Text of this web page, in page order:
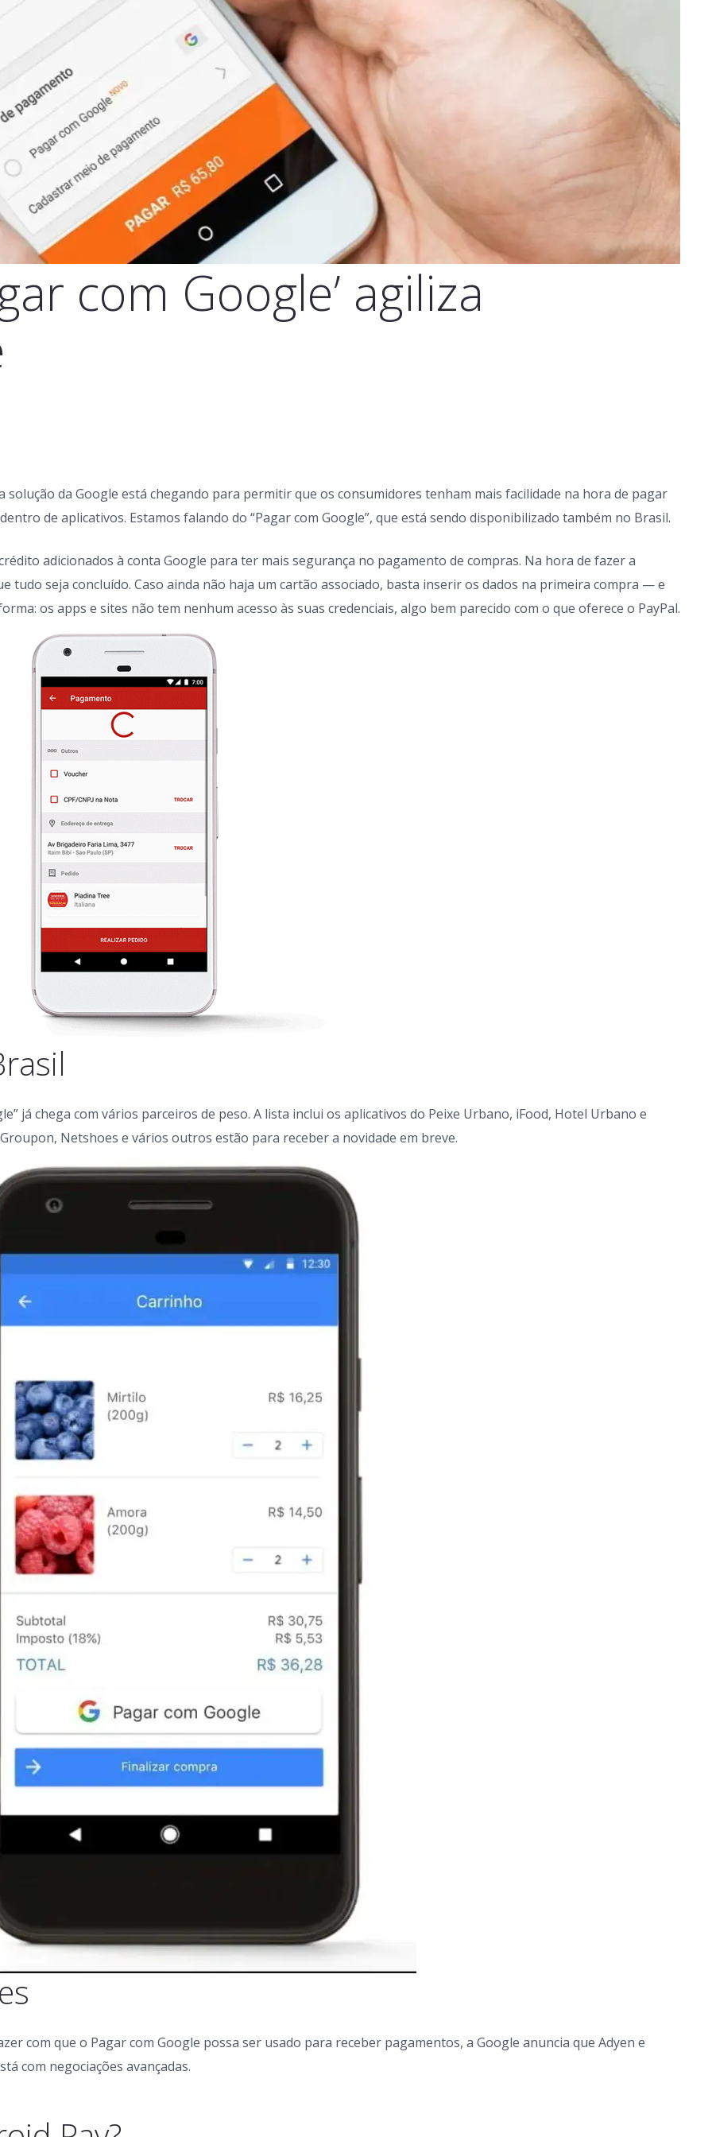
com Google’ agiliza
da Google está chegando para permitir que os consumidores tenham mais facilidade na hora de pagar
de aplicativos. Estamos falando do “Pagar com Google”, que está sendo disponibilizado também no Brasil.
adicionados à conta Google para ter mais segurança no pagamento de compras. Na hora de fazer a
tudo seja concluído. Caso ainda não haja um cartão associado, basta inserir os dados na primeira compra — e
os apps e sites não tem nenhum acesso às suas credenciais, algo bem parecido com o que oferece o PayPal.
já chega com vários parceiros de peso. A lista inclui os aplicativos do Peixe Urbano, iFood, Hotel Urbano e
Netshoes e vários outros estão para receber a novidade em breve.
com que o Pagar com Google possa ser usado para receber pagamentos, a Google anuncia que Adyen e
com negociações avançadas.